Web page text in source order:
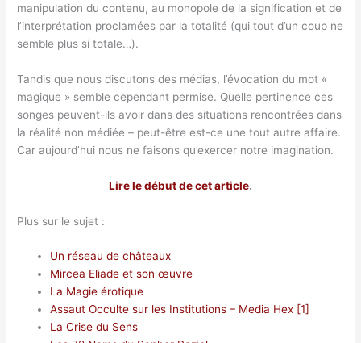
manipulation du contenu, au monopole de la signification et de
l’interprétation proclamées par la totalité (qui tout d’un coup ne
semble plus si totale…).
Tandis que nous discutons des médias, l’évocation du mot «
magique » semble cependant permise. Quelle pertinence ces
songes peuvent-ils avoir dans des situations rencontrées dans
la réalité non médiée – peut-être est-ce une tout autre affaire.
Car aujourd’hui nous ne faisons qu’exercer notre imagination.
Lire le début de cet article.
Plus sur le sujet :
Un réseau de châteaux
Mircea Eliade et son œuvre
La Magie érotique
Assaut Occulte sur les Institutions – Media Hex [1]
La Crise du Sens